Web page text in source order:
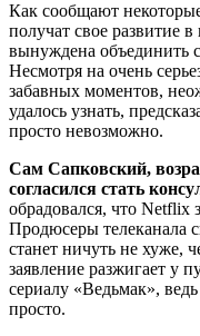
Как сообщают
получат свое развитие
вынуждена объединить
Несмотря на очень
забавных моментов,
удалось узнать,
просто невозможно.
Сам Сапковский,
согласился стать
обрадовался, что Netflix
Продюсеры телеканала
станет ничуть не хуже,
заявление разжигает у
сериалу «Ведьмак»,
просто.